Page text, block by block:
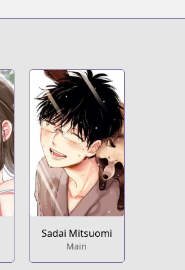
series.html?id=169403
Sadai Mitsuomi
Main